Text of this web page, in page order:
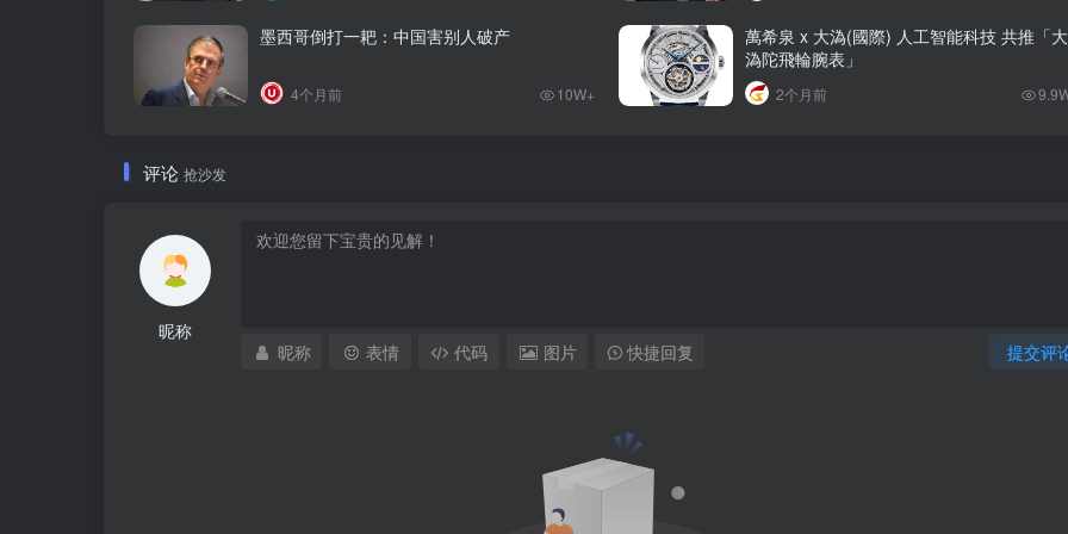
墨西哥倒打一耙：中国害别人破产
4个月前 10W+
萬希泉 x 大溈(國際) 人工智能科技 共推「大
溈陀飛輪腕表」
2个月前
评论 抢沙发
昵称
提交评
昵称 表情 代码 图片 快捷回复